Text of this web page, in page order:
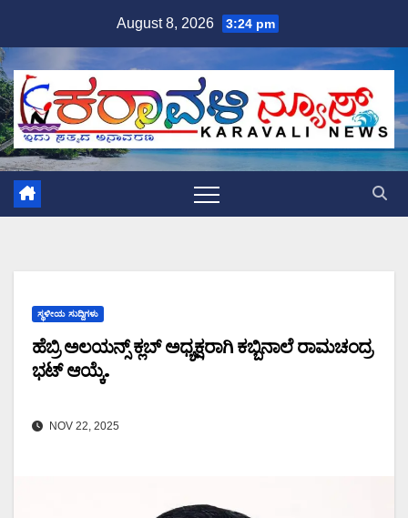
content
August 8, 2026 3:24 pm
ಸ್ಥಳೀಯ ಸುದ್ದಿಗಳು
ಹೆಬ್ರಿ ಅಲಯನ್ಸ್ ಕ್ಲಬ್ ಅಧ್ಯಕ್ಷರಾಗಿ ಕಬ್ಬಿನಾಲೆ ರಾಮಚಂದ್ರ
ಭಟ್ ಆಯ್ಕೆ.
NOV 22, 2025